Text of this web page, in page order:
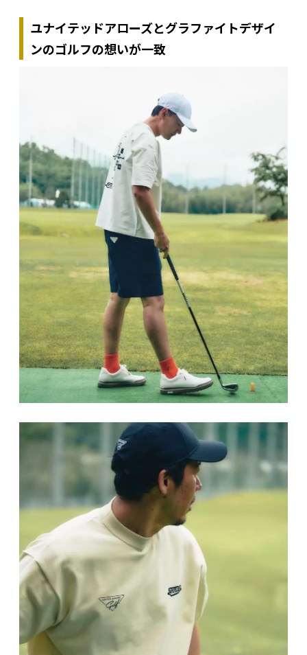
ユナイテッドアローズとグラファイトデザイ
ンのゴルフの想いが一致